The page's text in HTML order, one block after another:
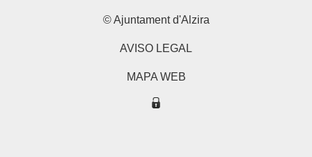
© Ajuntament d'Alzira
AVISO LEGAL
MAPA WEB